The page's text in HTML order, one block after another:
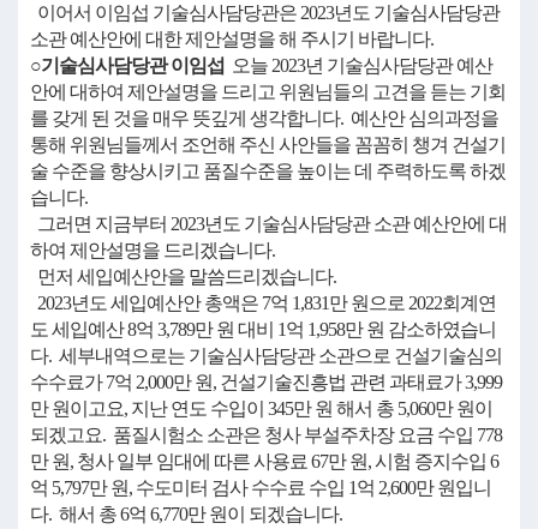
이어서 이임섭 기술심사담당관은 2023년도 기술심사담당관
소관 예산안에 대한 제안설명을 해 주시기 바랍니다.
○기술심사담당관 이임섭 오늘 2023년 기술심사담당관 예산
안에 대하여 제안설명을 드리고 위원님들의 고견을 듣는 기회
를 갖게 된 것을 매우 뜻깊게 생각합니다. 예산안 심의과정을
통해 위원님들께서 조언해 주신 사안들을 꼼꼼히 챙겨 건설기
술 수준을 향상시키고 품질수준을 높이는 데 주력하도록 하겠
습니다.
그러면 지금부터 2023년도 기술심사담당관 소관 예산안에 대
하여 제안설명을 드리겠습니다.
먼저 세입예산안을 말씀드리겠습니다.
2023년도 세입예산안 총액은 7억 1,831만 원으로 2022회계연
도 세입예산 8억 3,789만 원 대비 1억 1,958만 원 감소하였습니
다. 세부내역으로는 기술심사담당관 소관으로 건설기술심의
수수료가 7억 2,000만 원, 건설기술진흥법 관련 과태료가 3,999
만 원이고요, 지난 연도 수입이 345만 원 해서 총 5,060만 원이
되겠고요. 품질시험소 소관은 청사 부설주차장 요금 수입 778
만 원, 청사 일부 임대에 따른 사용료 67만 원, 시험 증지수입 6
억 5,797만 원, 수도미터 검사 수수료 수입 1억 2,600만 원입니
다. 해서 총 6억 6,770만 원이 되겠습니다.